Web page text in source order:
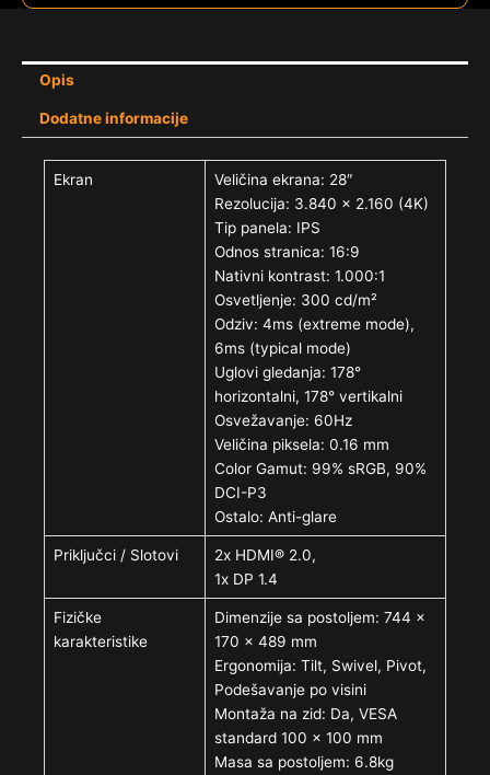
Opis
Dodatne informacije
Ekran
Veličina ekrana: 28″
Rezolucija: 3.840 x 2.160 (4K)
Tip panela: IPS
Odnos stranica: 16:9
Nativni kontrast: 1.000:1
Osvetljenje: 300 cd/m²
Odziv: 4ms (extreme mode),
6ms (typical mode)
Uglovi gledanja: 178°
horizontalni, 178° vertikalni
Osvežavanje: 60Hz
Veličina piksela: 0.16 mm
Color Gamut: 99% sRGB, 90%
DCI-P3
Ostalo: Anti-glare
Priključci / Slotovi
2x HDMI® 2.0,
1x DP 1.4
Fizičke
karakteristike
Dimenzije sa postoljem: 744 x
170 x 489 mm
Ergonomija: Tilt, Swivel, Pivot,
Podešavanje po visini
Montaža na zid: Da, VESA
standard 100 x 100 mm
Masa sa postoljem: 6.8kg